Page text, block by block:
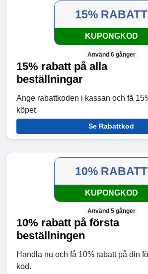
15% RABATT
KUPONGKOD
Använd 6 gånger
15% rabatt på alla
beställningar
Ange rabattkoden i kassan och få
köpet.
Se Rabattkod
10% RABATT
KUPONGKOD
Använd 5 gånger
10% rabatt på första
beställningen
Handla nu och få 10% rabatt på din
kod.